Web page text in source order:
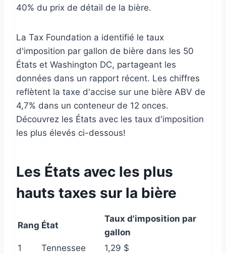
40% du prix de détail de la bière.
La Tax Foundation a identifié le taux
d'imposition par gallon de bière dans les 50
États et Washington DC, partageant les
données dans un rapport récent. Les chiffres
reflètent la taxe d'accise sur une bière ABV de
4,7% dans un conteneur de 12 onces.
Découvrez les États avec les taux d'imposition
les plus élevés ci-dessous!
Les États avec les plus
hauts taxes sur la bière
Rang État
Taux d'imposition par
gallon
1
Tennessee
1,29 $